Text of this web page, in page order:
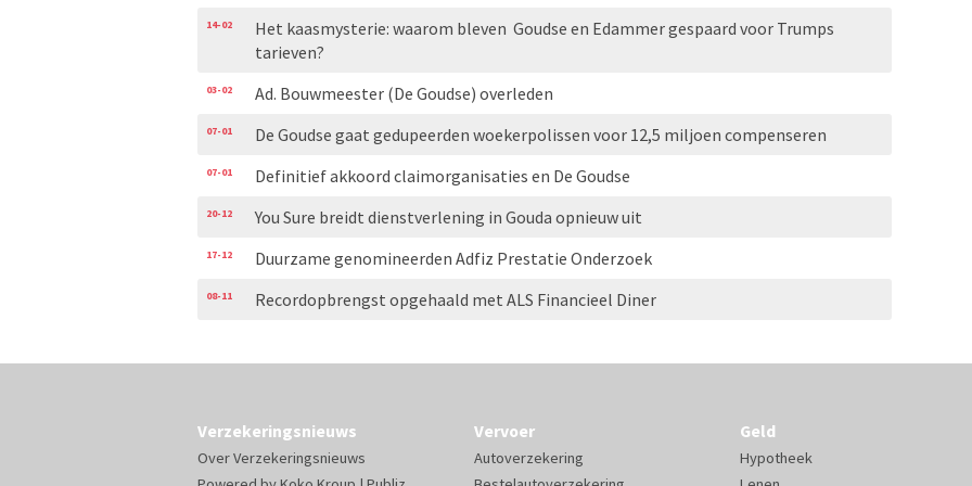
14-02
Het kaasmysterie: waarom bleven Goudse en Edammer gespaard voor Trumps
tarieven?
03-02 Ad. Bouwmeester (De Goudse) overleden
07-01 De Goudse gaat gedupeerden woekerpolissen voor 12,5 miljoen compenseren
07-01 Definitief akkoord claimorganisaties en De Goudse
20-12 You Sure breidt dienstverlening in Gouda opnieuw uit
17-12 Duurzame genomineerden Adfiz Prestatie Onderzoek
08-11 Recordopbrengst opgehaald met ALS Financieel Diner
Verzekeringsnieuws
Over Verzekeringsnieuws
Vervoer
Autoverzekering
Geld
Hypotheek